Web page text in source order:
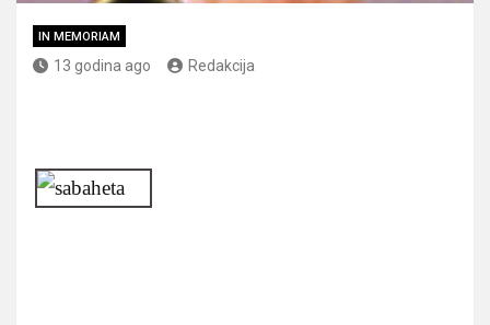
IN MEMORIAM
13 godina ago Redakcija